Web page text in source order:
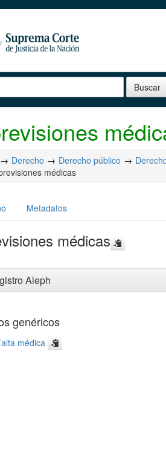
Derecho Derecho público
médicas
Metadatos
médicas
Aleph
genéricos
médica